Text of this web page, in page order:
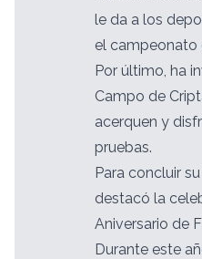
le da a los
el campeonato
Por último, ha
Campo de
acerquen y
pruebas.
Para concluir
destacó la
Aniversario de
Durante este